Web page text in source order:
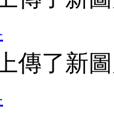
上傳了新